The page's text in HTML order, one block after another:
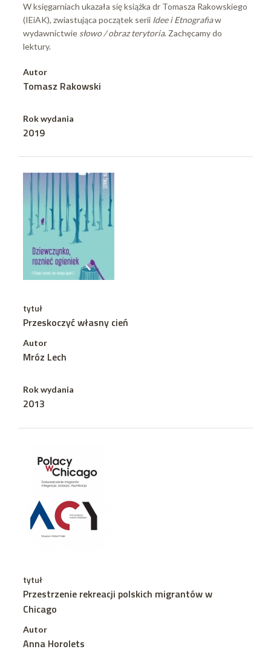
W księgarniach ukazała się książka dr Tomasza Rakowskiego
(IEiAK), zwiastująca początek serii Idee i Etnografiaw
wydawnictwie słowo / obraz terytoria. Zachęcamy do
lektury.
Autor
Tomasz Rakowski
Rok wydania
2019
tytuł
Przeskoczyć własny cień
Autor
Mróz Lech
Rok wydania
2013
tytuł
Przestrzenie rekreacji polskich migrantów w
Chicago
Autor
Anna Horolets